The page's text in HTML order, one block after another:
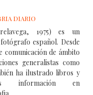
DIARIO
1975) es un
español. Desde
comunicación de ámbito
generalistas como
ha ilustrado libros y
información en